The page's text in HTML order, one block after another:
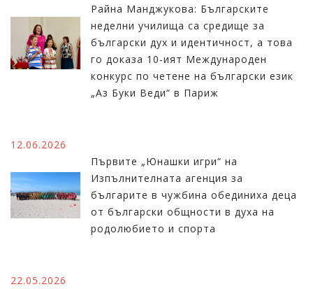
Райна Манджукова: Българските
неделни училища са средище за
български дух и идентичност, а това
го доказа 10-ият Международен
конкурс по четене на български език
„Аз Буки Веди“ в Париж
12.06.2026
Първите „Юнашки игри“ на
Изпълнителната агенция за
българите в чужбина обединиха деца
от български общности в духа на
родолюбието и спорта
22.05.2026